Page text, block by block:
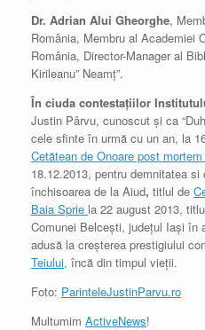
Dr. Adrian Alui Gheorghe,
România, Membru al Academiei
România, Director-Manager al
Kirileanu” Neamţ”.
În ciuda contestaţiilor
Justin Pârvu, cunoscut şi ca
cele sfinte în urmă cu un an, la
Cetătean de Onoare post
18.12.2013, pentru demnitatea
închisoarea de la Aiud, titlul de
Baia Sprie la 22 august 2013,
Comunei Belceşti, judeţul Iaşi în
adusă la creşterea prestigiului
Teiului, încă din timpul vieţii.
Foto: ParinteleJustinParvu.ro
Multumim ActiveNews!